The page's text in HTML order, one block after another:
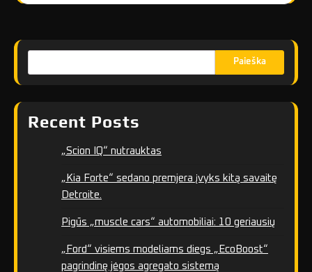
Paieška
Recent Posts
„Scion IQ“ nutrauktas
„Kia Forte“ sedano premjera įvyks kitą savaitę
Detroite.
Pigūs „muscle cars“ automobiliai: 10 geriausių
„Ford“ visiems modeliams diegs „EcoBoost“
pagrindinę jėgos agregato sistemą